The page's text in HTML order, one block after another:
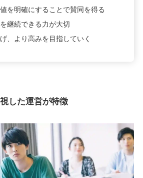
を明確にすることで賛同を得る
継続できる力が大切
、より高みを目指していく
した運営が特徴